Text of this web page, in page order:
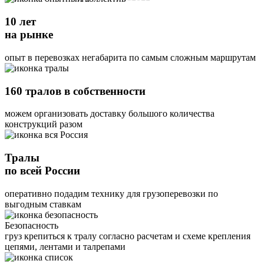
10 лет
на рынке
опыт в перевозках негабарита по самым сложным маршрутам
160 тралов в собственности
можем организовать доставку большого количества
конструкций разом
Тралы
по всей России
оперативно подадим технику для грузоперевозки по
выгодным ставкам
Безопасность
груз крепиться к тралу согласно расчетам и схеме крепления
цепями, лентами и талрепами